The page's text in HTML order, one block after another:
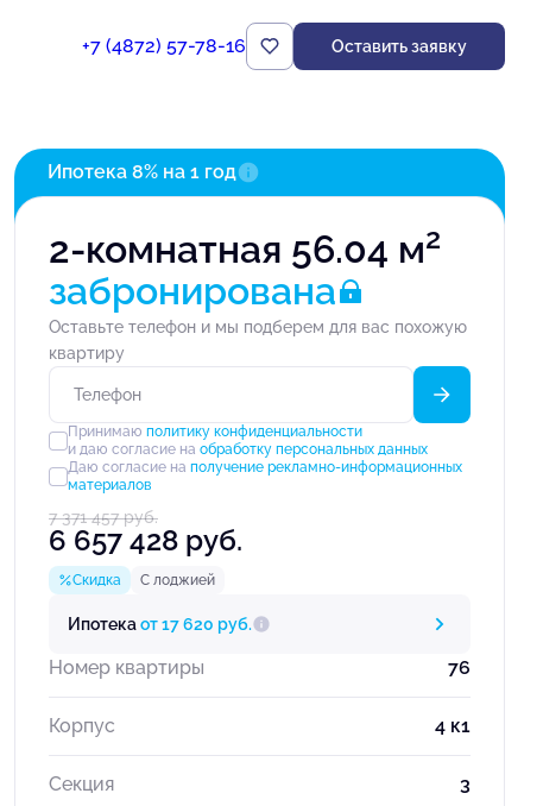
+7 (4872) 57-78-16 Оставить заявку
Квартира забронирована
Ипотека 8% на 1 год
2-комнатная 56.04 м2
забронирована
Оставьте телефон и мы подберем для вас похожую
квартиру
Принимаю политику конфиденциальности
и даю согласие на обработку персональных данных
Даю согласие на получение рекламно-информационных
материалов
7 371 457 руб.
6 657 428 руб.
Скидка С лоджией
Ипотекаот 17 620 руб.
Номер квартиры 76
Корпус 4 к1
Секция 3